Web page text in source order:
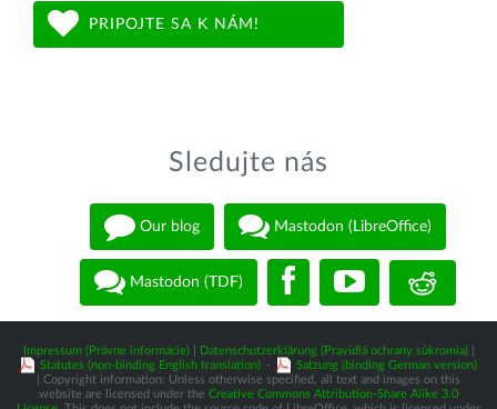
PRIPOJTE SA K NÁM!
Sledujte nás
Our blog Mastodon (LibreOffice)
Mastodon (TDF)
Impressum (Právne informácie)| Datenschutzerklärung (Pravidlá ochrany súkromia)|
Statutes (non-binding English translation) -
Satzung (binding German version)
| Copyright information: Unless otherwise specified, all text and images on this
website are licensed under the Creative Commons Attribution-Share Alike 3.0